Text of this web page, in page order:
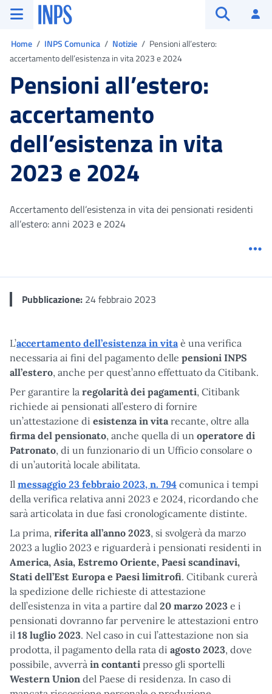
Vai al menu principale
Vai al contenuto principale
Vai al pie' di pagina
INPS ()
Home INPS Comunica Notizie
Pensioni all’estero:
accertamento dell’esistenza in vita 2023 e 2024
Pensioni all’estero:
accertamento
dell’esistenza in vita
2023 e 2024
Accertamento dell’esistenza in vita dei pensionati residenti
all’estero: anni 2023 e 2024
Pubblicazione: 24 febbraio 2023
L’accertamento dell’esistenza in vita è una verifica
necessaria ai fini del pagamento delle pensioni INPS
all’estero, anche per quest’anno effettuato da Citibank.
Per garantire la regolarità dei pagamenti, Citibank
richiede ai pensionati all’estero di fornire
un’attestazione di esistenza in vita recante, oltre alla
firma del pensionato, anche quella di un operatore di
Patronato, di un funzionario di un Ufficio consolare o
di un’autorità locale abilitata.
Il messaggio 23 febbraio 2023, n. 794 comunica i tempi
della verifica relativa anni 2023 e 2024, ricordando che
sarà articolata in due fasi cronologicamente distinte.
La prima, riferita all’anno 2023, si svolgerà da marzo
2023 a luglio 2023 e riguarderà i pensionati residenti in
America, Asia, Estremo Oriente, Paesi scandinavi,
Stati dell’Est Europa e Paesi limitrofi. Citibank curerà
la spedizione delle richieste di attestazione
dell’esistenza in vita a partire dal 20 marzo 2023 e i
pensionati dovranno far pervenire le attestazioni entro
il 18 luglio 2023. Nel caso in cui l’attestazione non sia
prodotta, il pagamento della rata di agosto 2023, dove
possibile, avverrà in contanti presso gli sportelli
Western Union del Paese di residenza. In caso di